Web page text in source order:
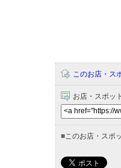
このお店・ス
お店・スポッ
■ このお店・スポ